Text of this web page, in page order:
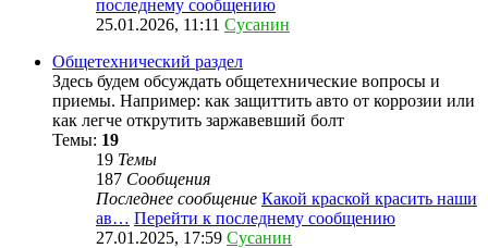
последнему сообщению
25.01.2026, 11:11 Сусанин
Общетехнический раздел
Здесь будем обсуждать общетехнические вопросы и
приемы. Например: как защиттить авто от коррозии или
как легче открутить заржавевший болт
Темы: 19
19 Темы
187 Сообщения
Последнее сообщение Какой краской красить наши
ав… Перейти к последнему сообщению
27.01.2025, 17:59 Сусанин